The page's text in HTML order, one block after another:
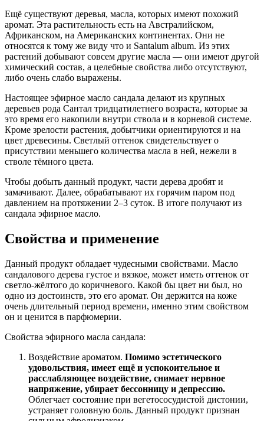
Ещё существуют деревья, масла, которых имеют похожий
аромат. Эта растительность есть на Австралийском,
Африканском, на Американских континентах. Они не
относятся к тому же виду что и Santalum album. Из этих
растений добывают совсем другие масла — они имеют другой
химический состав, а целебные свойства либо отсутствуют,
либо очень слабо выражены.
Настоящее эфирное масло сандала делают из крупных
деревьев рода Сантал тридцатилетнего возраста, которые за
это время его накопили внутри ствола и в корневой системе.
Кроме зрелости растения, добытчики ориентируются и на
цвет древесины. Светлый оттенок свидетельствует о
присутствии меньшего количества масла в ней, нежели в
стволе тёмного цвета.
Чтобы добыть данный продукт, части дерева дробят и
замачивают. Далее, обрабатывают их горячим паром под
давлением на протяжении 2–3 суток. В итоге получают из
сандала эфирное масло.
Свойства и применение
Данный продукт обладает чудесными свойствами. Масло
сандалового дерева густое и вязкое, может иметь оттенок от
светло-жёлтого до коричневого. Какой бы цвет ни был, но
одно из достоинств, это его аромат. Он держится на коже
очень длительный период времени, именно этим свойством
он и ценится в парфюмерии.
Свойства эфирного масла сандала:
Воздействие ароматом. Помимо эстетического
удовольствия, имеет ещё и успокоительное и
расслабляющее воздействие, снимает нервное
напряжение, убирает бессонницу и депрессию.
Облегчает состояние при вегетососудистой дистонии,
устраняет головную боль. Данный продукт признан